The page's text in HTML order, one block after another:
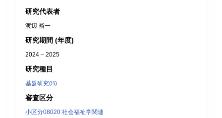
研究代表者
渡辺 裕一
研究期間 (年度)
2024 – 2025
研究種目
基盤研究(B)
審査区分
小区分08020:社会福祉学関連